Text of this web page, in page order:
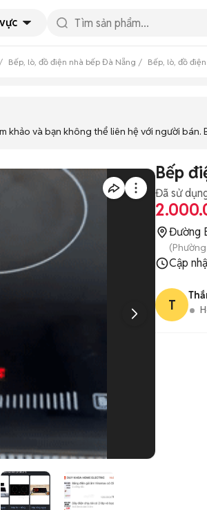
Bếp, lò, đồ điện nhà bếp Đà Nẵng Bếp, lò, đồ
khảo và bạn không thể liên hệ với người
Bếp
Đã sử
Đường
Cập
T